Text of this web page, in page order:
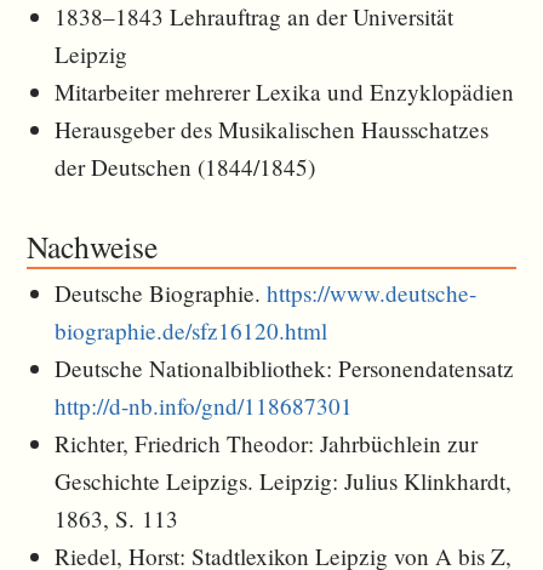
1838–1843 Lehrauftrag an der Universität
Leipzig
Mitarbeiter mehrerer Lexika und Enzyklopädien
Herausgeber des Musikalischen Hausschatzes
der Deutschen (1844/1845)
Nachweise
Deutsche Biographie.https://www.deutsche-
biographie.de/sfz16120.html
Deutsche Nationalbibliothek: Personendatensatz
http://d-nb.info/gnd/118687301
Richter, Friedrich Theodor: Jahrbüchlein zur
Geschichte Leipzigs. Leipzig: Julius Klinkhardt,
1863, S. 113
Riedel, Horst: Stadtlexikon Leipzig von A bis Z,